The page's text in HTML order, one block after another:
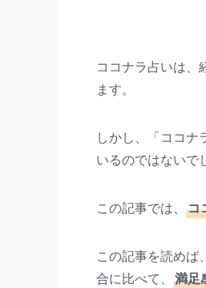
ココナラ占いは、
ます。
しかし、「ココナ
いるのではないで
この記事では、 コ
この記事を読めば
合に比べて、 満足